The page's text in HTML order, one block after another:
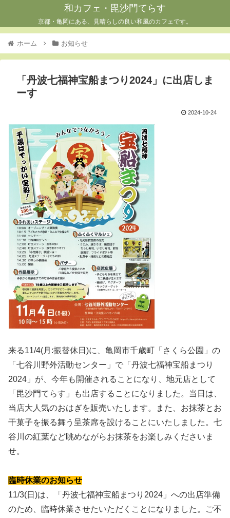
和カフェ・毘沙門てらす
京都・亀岡にある、見晴らしの良い和風のカフェです。
ホーム お知らせ
「丹波七福神宝船まつり2024」に出店しま
ーす
2024-10-24
来る11/4(月:振替休日)に、亀岡市千歳町「さくら公園」の
「七谷川野外活動センター」で「丹波七福神宝船まつり
2024」が、今年も開催されることになり、地元店として
「毘沙門てらす」も出店することになりました。当日は、
当店大人気のおはぎを販売いたします。また、お抹茶とお
干菓子を振る舞う呈茶席を設けることにいたしました。七
谷川の紅葉など眺めながらお抹茶をお楽しみくださいま
せ。
臨時休業のお知らせ
11/3(日)は、「丹波七福神宝船まつり2024」への出店準備
のため、臨時休業させたいただくことになりました。ご不